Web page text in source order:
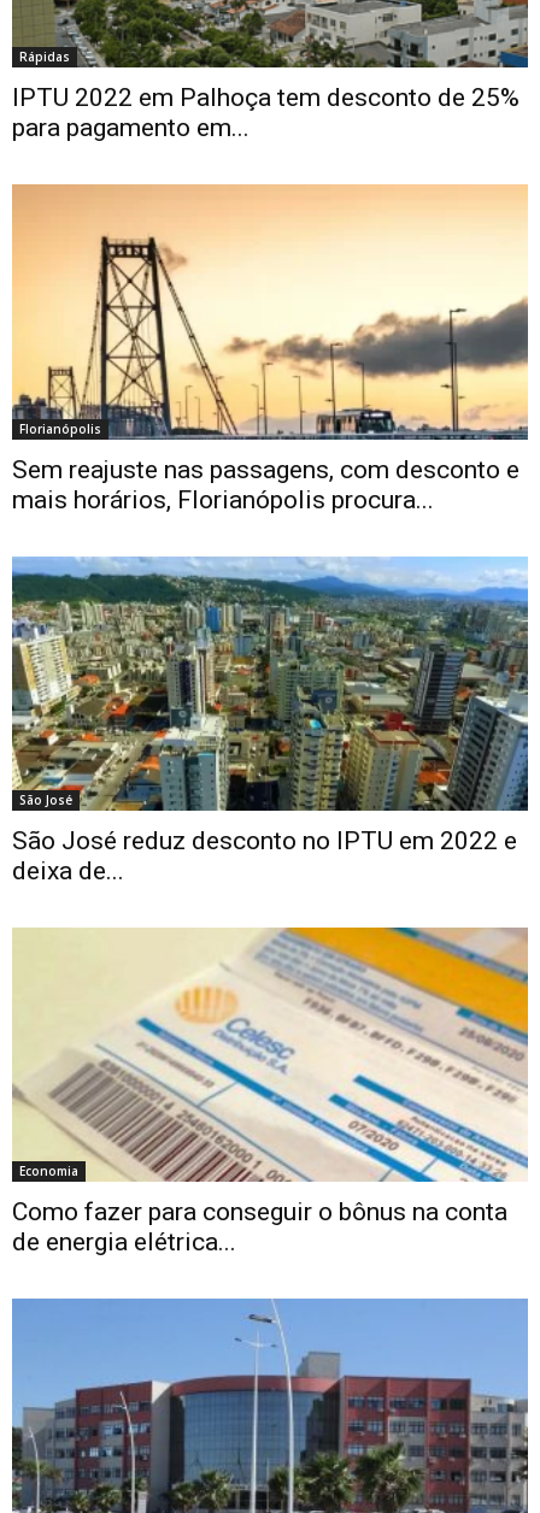
Rápidas
IPTU 2022 em Palhoça tem desconto de 25%
para pagamento em...
Florianópolis
Sem reajuste nas passagens, com desconto e
mais horários, Florianópolis procura...
São José
São José reduz desconto no IPTU em 2022 e
deixa de...
Economia
Como fazer para conseguir o bônus na conta
de energia elétrica...